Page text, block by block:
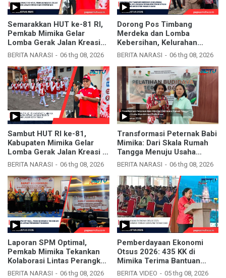
Semarakkan HUT ke-81 RI,
Pemkab Mimika Gelar
Lomba Gerak Jalan Kreasi
dan Kebersihan
BERITA NARASI 06 thg 08, 2026
Dorong Pos Timbang
Merdeka dan Lomba
Kebersihan, Kelurahan
Wanagon Tingkatkan
Sinergi dengan Distrik
Mimika Baru
BERITA NARASI 06 thg 08, 2026
Sambut HUT RI ke-81,
Kabupaten Mimika Gelar
Lomba Gerak Jalan Kreasi di
Sepanjang Kota Timika
BERITA NARASI 06 thg 08, 2026
Transformasi Peternak Babi
Mimika: Dari Skala Rumah
Tangga Menuju Usaha
Mandiri dan Profesional
BERITA NARASI 06 thg 08, 2026
Laporan SPM Optimal,
Pemkab Mimika Tekankan
Kolaborasi Lintas Perangkat
Daerah
BERITA NARASI 06 thg 08, 2026
Pemberdayaan Ekonomi
Otsus 2026: 435 KK di
Mimika Terima Bantuan
Ternak Babi
BERITA VIDEO 05 thg 08, 2026